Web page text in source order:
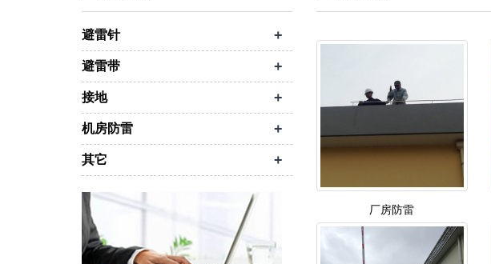
厂房防雷
避雷针 +
避雷带 +
接地 +
机房防雷 +
其它 +